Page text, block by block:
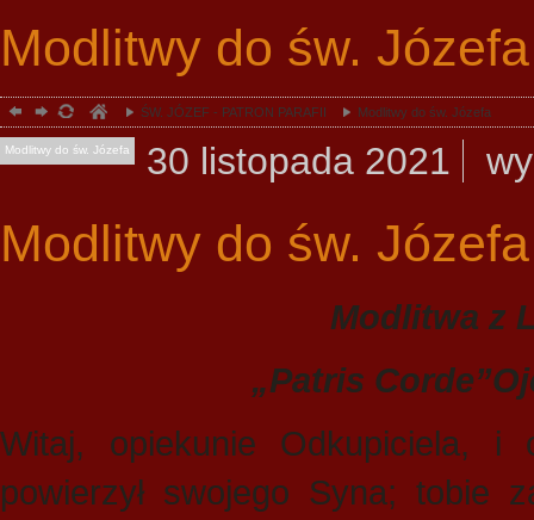
Modlitwy do św. Józefa
ŚW. JÓZEF - PATRON PARAFII Modlitwy do św. Józefa
Modlitwy do św. Józefa 30 listopada 2021
Modlitwy do św. Józefa
Modlitwa z
„Patris
Witaj, opiekunie Odkupiciela, i
powierzył swojego Syna; tobie